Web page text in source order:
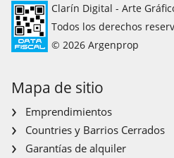
Clarín Digital - Arte
Todos los derechos
© 2026 Argenprop
Mapa de sitio
Emprendimientos
Countries y Barrios Cerrados
Garantías de alquiler